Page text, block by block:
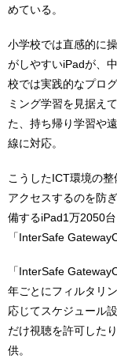
めている。
小学校では直感的に
がしやすいiPadが、
校では実践的なプロ
ミング学習を見据え
た、持ち帰り学習や
線に対応。
こうしたICT環境の
アクセスするのを防
備するiPad1万2050
「InterSafe
「InterSafe
年ごとにフィルタリ
応じてスケジュール
だけ視聴を許可した
供。